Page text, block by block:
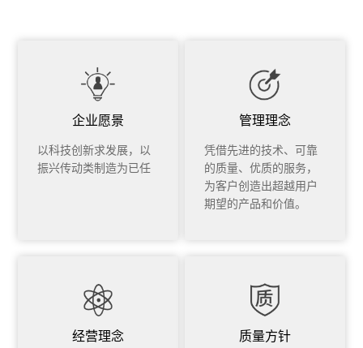
企业愿景
以科技创新求发展，以
振兴传动类制造为已任
管理理念
凭借先进的技术、可靠
的质量、优质的服务，
为客户创造出超越用户
期望的产品和价值。
经营理念 质量方针